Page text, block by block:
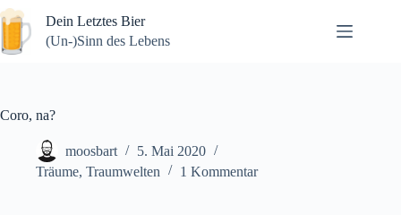
Zum
Inhalt
springen
Dein Letztes Bier
(Un-)Sinn des Lebens
Coro, na?
moosbart
5. Mai 2020
Träume, Traumwelten 1 Kommentar